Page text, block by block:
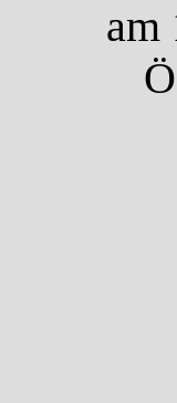
am